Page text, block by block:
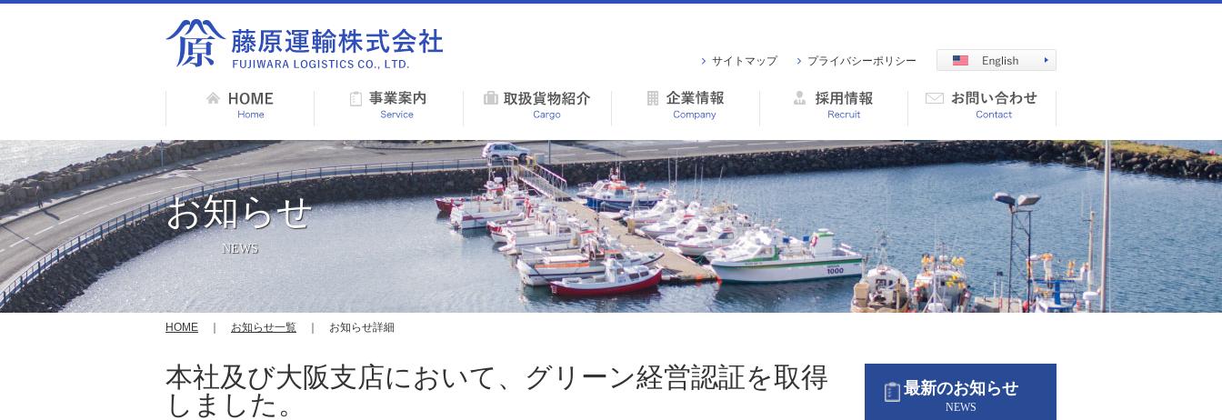
サイトマップ プライバシーポリシー
お知らせ
NEWS
HOME お知らせ一覧 ｜ お知らせ詳細
本社及び大阪支店において、グリーン経営認証を取得
しました。
最新のお知らせ
NEWS